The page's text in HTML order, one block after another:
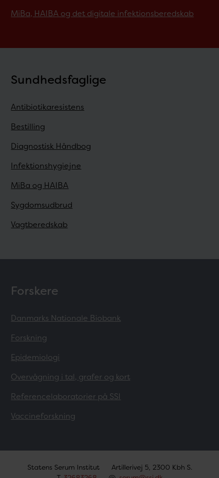
MiBa, HAIBA og det digitale infektionsberedskab
Sundhedsfaglige
Antibiotikaresistens
Bestilling
Diagnostisk Håndbog
Infektionshygiejne
MiBa og HAIBA
Sygdomsudbrud
Vagtberedskab
Forskere
Danmarks Nationale Biobank
Forskning
Epidemiologi
Overvågning i tal, grafer og kort
Referencelaboratorier på SSI
Vaccineforskning
Statens Serum Institut
Artillerivej 5, 2300 Kbh S.